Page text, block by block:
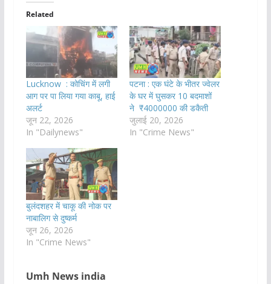
Related
Lucknow : कोचिंग में लगी
आग पर पा लिया गया काबू, हाई
अलर्ट
जून 22, 2026
In "Dailynews"
पटना : एक घंटे के भीतर ज्वेलर
के घर में घुसकर 10 बदमाशों
ने ₹4000000 की डकैती
जुलाई 20, 2026
In "Crime News"
बुलंदशहर में चाकू की नोक पर
नाबालिग से दुष्कर्म
जून 26, 2026
In "Crime News"
Umh News india